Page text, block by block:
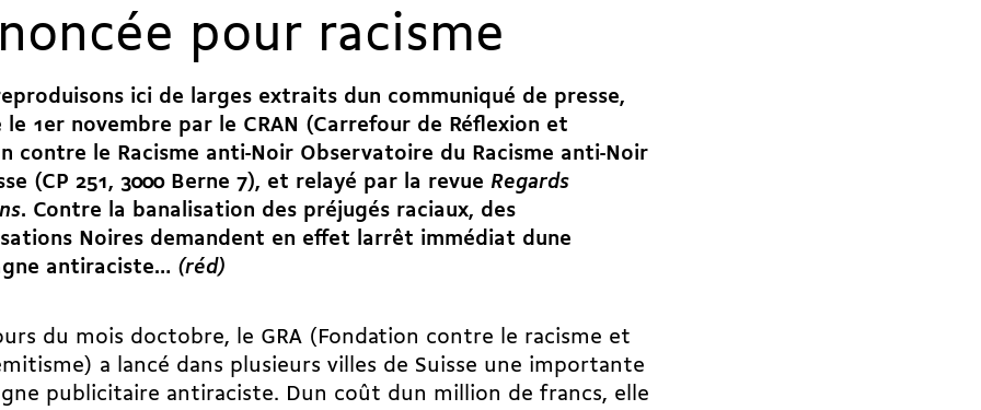
pour racisme
ici de larges extraits dun communiqué de presse,
le 1er novembre par le CRAN (Carrefour de Réflexion et
contre le Racisme anti-Noir Observatoire du Racisme anti-Noir
(CP 251, 3000 Berne 7), et relayé par la revue Regards
. Contre la banalisation des préjugés raciaux, des
Noires demandent en effet larrêt immédiat dune
antiraciste… (réd)
du mois doctobre, le GRA (Fondation contre le racisme et
a lancé dans plusieurs villes de Suisse une importante
publicitaire antiraciste. Dun coût dun million de francs, elle